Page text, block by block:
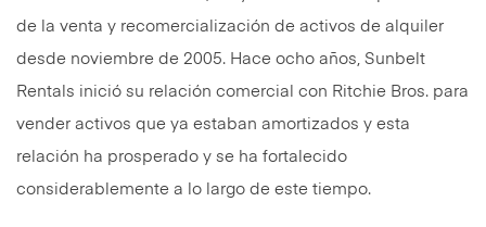
de la venta y recomercialización de activos de alquiler
desde noviembre de 2005. Hace ocho años, Sunbelt
Rentals inició su relación comercial con Ritchie Bros. para
vender activos que ya estaban amortizados y esta
relación ha prosperado y se ha fortalecido
considerablemente a lo largo de este tiempo.